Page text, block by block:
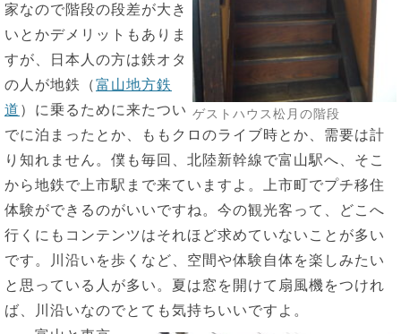
ゲストハウス松月の階段
家なので階段の段差が大き
いとかデメリットもありま
すが、日本人の方は鉄オタ
の人が地鉄（富山地方鉄
道 ）に乗るために来たつい
でに泊まったとか、ももクロのライブ時とか、需要は計
り知れません。僕も毎回、北陸新幹線で富山駅へ、そこ
から地鉄で上市駅まで来ていますよ。上市町でプチ移住
体験ができるのがいいですね。今の観光客って、どこへ
行くにもコンテンツはそれほど求めていないことが多い
です。川沿いを歩くなど、空間や体験自体を楽しみたい
と思っている人が多い。夏は窓を開けて扇風機をつけれ
ば、川沿いなのでとても気持ちいいですよ。